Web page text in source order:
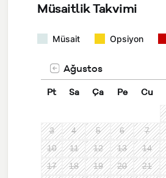
Müsaitlik Takvimi
Müsait Opsiyon
Ağustos
Pt Sa Ça Pe Cu
3
4 5 6 7
10
11 12 13 14
17
18 19 20 21